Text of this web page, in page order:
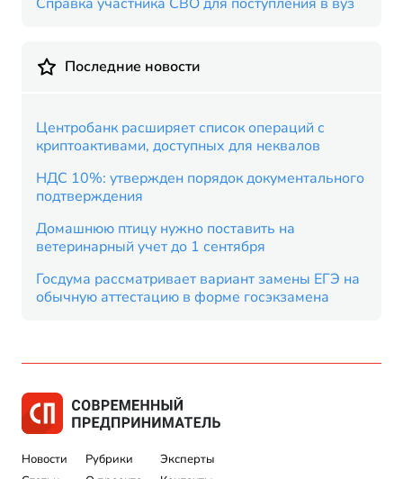
Последние новости
Центробанк расширяет список операций с
криптоактивами, доступных для неквалов
НДС 10%: утвержден порядок документального
подтверждения
Домашнюю птицу нужно поставить на
ветеринарный учет до 1 сентября
Госдума рассматривает вариант замены ЕГЭ на
обычную аттестацию в форме госэкзамена
Новости
Рубрики
Эксперты